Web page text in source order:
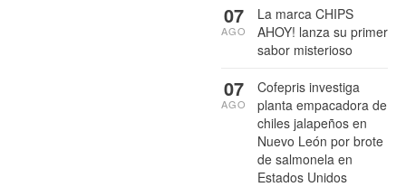
La marca CHIPS
AHOY! lanza su primer
sabor misterioso
07
AGO
Cofepris investiga
planta empacadora de
chiles jalapeños en
Nuevo León por brote
de salmonela en
Estados Unidos
07
AGO